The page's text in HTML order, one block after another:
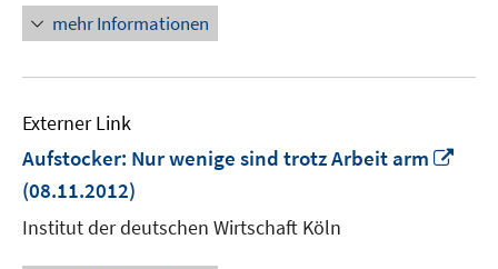
mehr Informationen
Externer Link
Aufstocker: Nur wenige sind trotz Arbeit arm
(08.11.2012)
Institut der deutschen Wirtschaft Köln